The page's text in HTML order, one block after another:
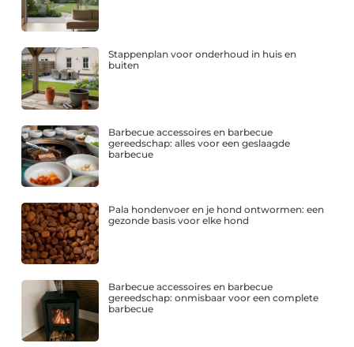
Stappenplan voor onderhoud in huis en
buiten
Barbecue accessoires en barbecue
gereedschap: alles voor een geslaagde
barbecue
Pala hondenvoer en je hond ontwormen: een
gezonde basis voor elke hond
Barbecue accessoires en barbecue
gereedschap: onmisbaar voor een complete
barbecue